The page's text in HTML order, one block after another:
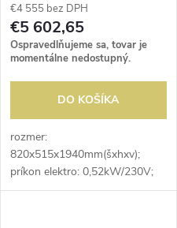
€4 555 bez DPH
€5 602,65
Ospravedlňujeme sa, tovar je
momentálne nedostupný.
DO KOŠÍKA
rozmer:
820x515x1940mm(šxhxv);
príkon elektro: 0,52kW/230V;
objem: 400 l; kapacita fliaš: